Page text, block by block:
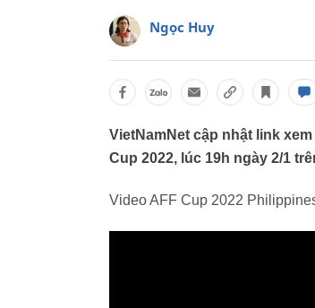
Ngọc Huy
VietNamNet cập nhật link
Cup 2022, lúc 19h ngày 2/1
Video AFF Cup 2022